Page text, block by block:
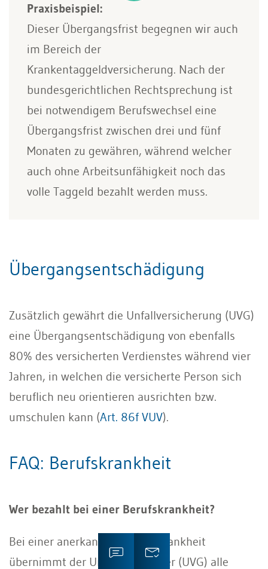
Praxisbeispiel:
Dieser Übergangsfrist begegnen wir auch
im Bereich der
Krankentaggeldversicherung. Nach der
bundesgerichtlichen Rechtsprechung ist
bei notwendigem Berufswechsel eine
Übergangsfrist zwischen drei und fünf
Monaten zu gewähren, während welcher
auch ohne Arbeitsunfähigkeit noch das
volle Taggeld bezahlt werden muss.
Übergangsentschädigung
Zusätzlich gewährt die Unfallversicherung (UVG)
eine Übergangsentschädigung von ebenfalls
80% des versicherten Verdienstes während vier
Jahren, in welchen die versicherte Person sich
beruflich neu orientieren ausrichten bzw.
umschulen kann (Art. 86f VUV).
FAQ: Berufskrankheit
Wer bezahlt bei einer Berufskrankheit?
Bei einer anerkannten Berufskrankheit
übernimmt der Unfallversicherer (UVG) alle